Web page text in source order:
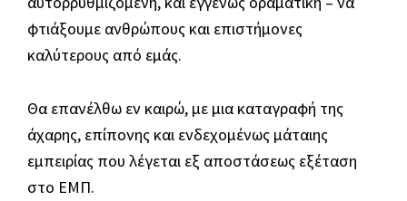
φτιάξουμε ανθρώπους και επιστήμονες
καλύτερους από εμάς.
Θα επανέλθω εν καιρώ, με μια καταγραφή της
άχαρης, επίπονης και ενδεχομένως μάταιης
εμπειρίας που λέγεται εξ αποστάσεως εξέταση
στο ΕΜΠ.